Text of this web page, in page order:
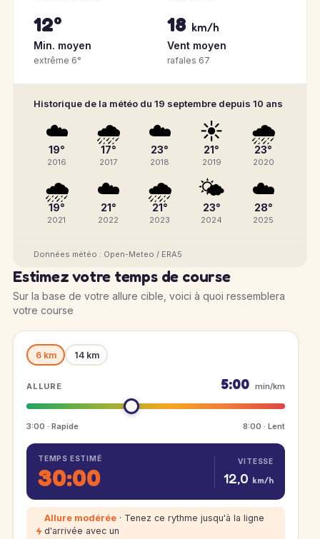
12°
Min. moyen
extrême 6°
18 km/h
Vent moyen
rafales 67
Historique de la météo du 19 septembre depuis 10 ans
☁️
19°
2016
🌧️
17°
2017
☁️
23°
2018
☀️
21°
2019
🌧️
23°
2020
🌧️
19°
2021
☁️
21°
2022
🌧️
21°
2023
🌤️
23°
2024
☁️
28°
2025
Données météo : Open-Meteo / ERA5
Estimez votre temps de course
Sur la base de votre allure cible, voici à quoi ressemblera
votre course
6 km 14 km
ALLURE 5:00 min/km
3:00 · Rapide 8:00 · Lent
TEMPS ESTIMÉ
30:00
VITESSE
12,0 km/h
Allure modérée · Tenez ce rythme jusqu'à la ligne
d'arrivée avec un